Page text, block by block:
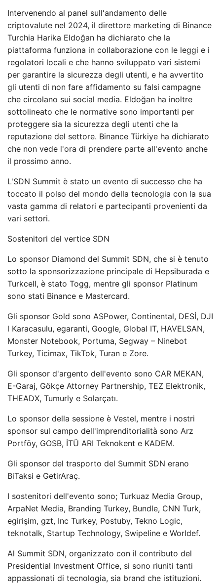
Intervenendo al panel sull'andamento delle
criptovalute nel 2024, il direttore marketing di Binance
Turchia Harika Eldoğan ha dichiarato che la
piattaforma funziona in collaborazione con le leggi e i
regolatori locali e che hanno sviluppato vari sistemi
per garantire la sicurezza degli utenti, e ha avvertito
gli utenti di non fare affidamento su falsi campagne
che circolano sui social media. Eldoğan ha inoltre
sottolineato che le normative sono importanti per
proteggere sia la sicurezza degli utenti che la
reputazione del settore. Binance Türkiye ha dichiarato
che non vede l'ora di prendere parte all'evento anche
il prossimo anno.
L'SDN Summit è stato un evento di successo che ha
toccato il polso del mondo della tecnologia con la sua
vasta gamma di relatori e partecipanti provenienti da
vari settori.
Sostenitori del vertice SDN
Lo sponsor Diamond del Summit SDN, che si è tenuto
sotto la sponsorizzazione principale di Hepsiburada e
Turkcell, è stato Togg, mentre gli sponsor Platinum
sono stati Binance e Mastercard.
Gli sponsor Gold sono ASPower, Continental, DESİ, DJI
l Karacasulu, egaranti, Google, Global IT, HAVELSAN,
Monster Notebook, Portuma, Segway – Ninebot
Turkey, Ticimax, TikTok, Turan e Zore.
Gli sponsor d'argento dell'evento sono CAR MEKAN,
E-Garaj, Gökçe Attorney Partnership, TEZ Elektronik,
THEADX, Tumurly e Solarçatı.
Lo sponsor della sessione è Vestel, mentre i nostri
sponsor sul campo dell'imprenditorialità sono Arz
Portföy, GOSB, İTÜ ARI Teknokent e KADEM.
Gli sponsor del trasporto del Summit SDN erano
BiTaksi e GetirAraç.
I sostenitori dell'evento sono; Turkuaz Media Group,
ArpaNet Media, Branding Turkey, Bundle, CNN Turk,
egirişim, gzt, Inc Turkey, Postuby, Tekno Logic,
teknotalk, Startup Technology, Swipeline e Worldef.
Al Summit SDN, organizzato con il contributo del
Presidential Investment Office, si sono riuniti tanti
appassionati di tecnologia, sia brand che istituzioni.